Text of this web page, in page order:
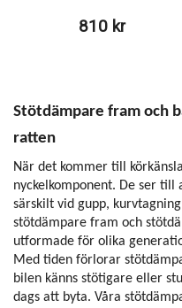
810 kr
Stötdämpare fram och
ratten
När det kommer till
nyckelkomponent. De ser
särskilt vid gupp,
stötdämpare fram och
utformade för olika
Med tiden förlorar
bilen känns stötigare eller
dags att byta. Våra